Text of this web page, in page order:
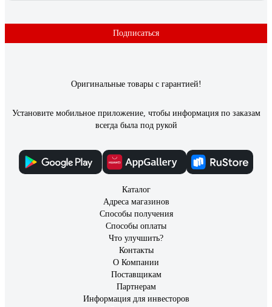
Подписаться
Оригинальные товары с гарантией!
Установите мобильное приложение, чтобы информация по заказам
всегда была под рукой
Каталог
Адреса магазинов
Способы получения
Способы оплаты
Что улучшить?
Контакты
О Компании
Поставщикам
Партнерам
Информация для инвесторов